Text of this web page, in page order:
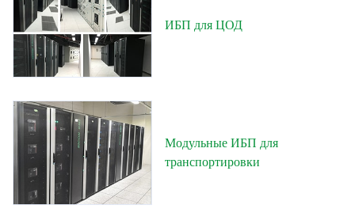
ИБП для ЦОД
Модульные ИБП для
транспортировки